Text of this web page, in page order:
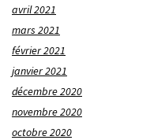
avril 2021
mars 2021
février 2021
janvier 2021
décembre 2020
novembre 2020
octobre 2020